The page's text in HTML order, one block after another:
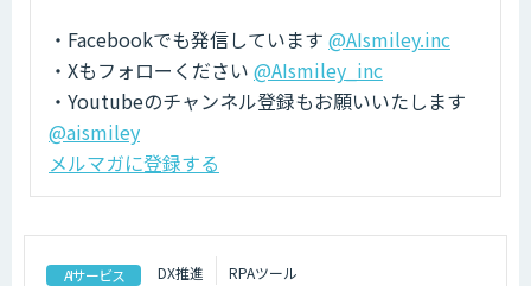
・Facebookでも発信しています @AIsmiley.inc
・Xもフォローください @AIsmiley_inc
・Youtubeのチャンネル登録もお願いいたします
@aismiley
メルマガに登録する
AIサービス DX推進 RPAツール